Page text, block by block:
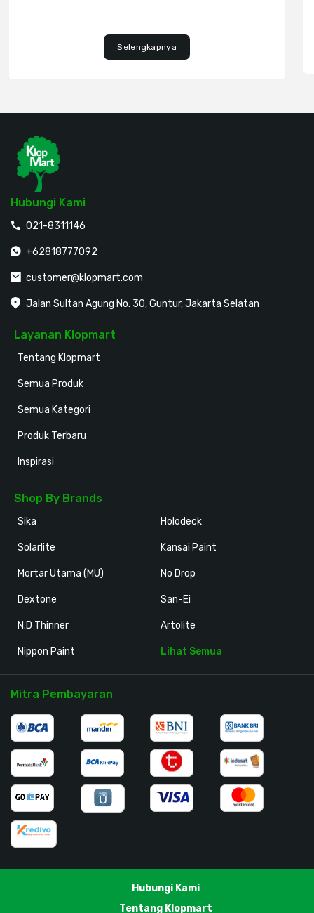
Selengkapnya
Hubungi Kami
021-8311146
+62818777092
customer@klopmart.com
Jalan Sultan Agung No. 30, Guntur, Jakarta Selatan
Layanan Klopmart
Tentang Klopmart
Semua Produk
Semua Kategori
Produk Terbaru
Inspirasi
Shop By Brands
Sika
Solarlite
Mortar Utama (MU)
Dextone
N.D Thinner
Nippon Paint
Holodeck
Kansai Paint
No Drop
San-Ei
Artolite
Lihat Semua
Mitra Pembayaran
Hubungi Kami
Tentang Klopmart